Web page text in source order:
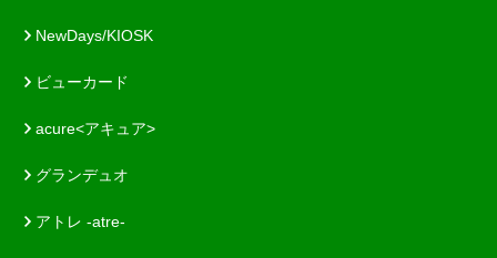
NewDays/KIOSK
ビューカード
acure<アキュア>
グランデュオ
アトレ -atre-